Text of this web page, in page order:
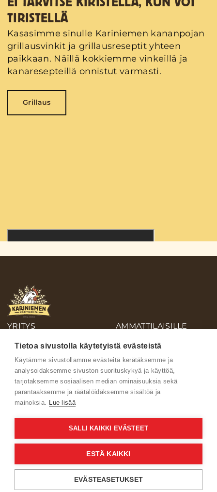
EI TARVITSE KIRISTELLÄ, KUN VOI
TIRISTELLÄ
Kasasimme sinulle Kariniemen kananpojan
grillausvinkit ja grillausreseptit yhteen
paikkaan. Näillä kokkiemme vinkeillä ja
kanaresepteillä onnistut varmasti.
Grillaus
YRITYS
AMMATTILAISILLE
AINEISTOPANKKI
Ota yhteyttä
Käyttöehdot
Verkkoselailun tietosuojaseloste
Kuluttajien tietosuojaseloste
Tietoa sivustolla käytetyistä evästeistä
Käytämme sivustollamme evästeitä kerätäksemme ja
analysoidaksemme sivuston suorituskykyä ja käyttöä,
tarjotaksemme sosiaalisen median ominaisuuksia sekä
parantaaksemme ja räätälöidäksemme sisältöä ja
mainoksia. Lue lisää
SALLI KAIKKI EVÄSTEET
ESTÄ KAIKKI
EVÄSTEASETUKSET